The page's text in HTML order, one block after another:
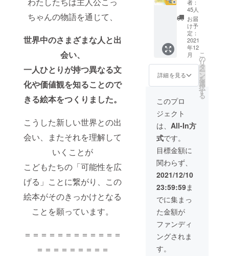
ちゃんの物語を通じて、
世界中のさまざまな人と出
会い、
一人ひとりが持つ異なる文
化や価値観を知ることので
きる絵本をつくりました。
こうした新しい世界との出
会い、またそれを理解して
いくことが
こどもたちの「可能性を広
げる」ことに繋がり、この
絵本がそのきっかけとなる
ことを願っています。
＝＝＝＝＝＝＝＝＝＝＝＝
＝＝＝＝＝＝＝＝＝
×285m
m (JIS
規格A4
よりや
や小さ
め)（63
ピー
ス） ※
ポスト
ズ：
x
148mm
※ 恐れ
入りま
すが、
都合に
よりこ
ちらの
ンは都
内近郊
限定と
なりま
すこと
ご了承
くださ
トカー
ド 2枚
セット
④ 家族
写真撮
ズルサ
イズ：
約
m (JIS
規格A4
よりや
や小さ
め)（63
ピー
ス） ※
塗り絵
ポスト
カード
サイ
ズ：
100mm
x
148mm
※ 恐れ
入りま
すが、
しゃ」
の巨大
紙しば
いバー
ジョン
を読み
聞か
せ！そ
して、
トレー
ター、
伊倉 真
理恵の
ライブ
ペイン
トも！
★リ
ターン
セット
① 絵本
「しろ
いじて
ん
しゃ」
② 巨大
紙しば
い出張
本「し
ろいじ
てん
しゃ」
をお届
けする
コー
ス。一
緒にス
テッ
カーも
付いて
きま
す！ ★
リター
ンセッ
ト ① 絵
本「し
ろいじ
てん
しゃ」
② オリ
ジナル
ステッ
カー (2
枚セッ
ト) ※ス
テッ
カーサ
者：
45人
お届
け予
定：
2021
年12
月
詳細を見る
こ
の
リ
タ
ー
ン
を
選
択
す
る
このプロ
ジェクト
は、 All-In方
式です。
目標金額に
関わらず、
2021/12/10
23:59:59ま
でに集まっ
た金額が
ファンディ
ングされま
す。